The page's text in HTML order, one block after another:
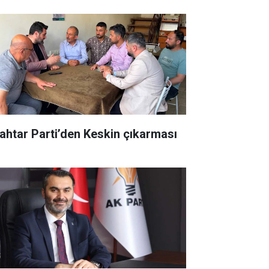
Parti’den Keskin çıkarması